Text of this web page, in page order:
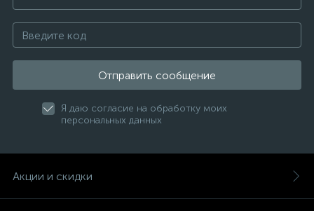
Отправить сообщение
Я даю согласие на обработку моих
персональных данных
Акции и скидки